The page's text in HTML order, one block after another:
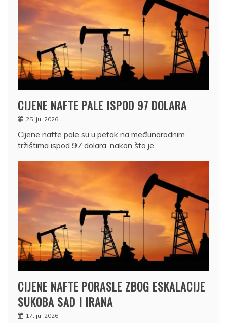
CIJENE NAFTE PALE ISPOD 97 DOLARA
25. jul 2026.
Cijene nafte pale su u petak na međunarodnim
tržištima ispod 97 dolara, nakon što je…
CIJENE NAFTE PORASLE ZBOG ESKALACIJE
SUKOBA SAD I IRANA
17. jul 2026.